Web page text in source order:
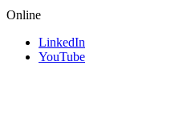
Online
LinkedIn
YouTube